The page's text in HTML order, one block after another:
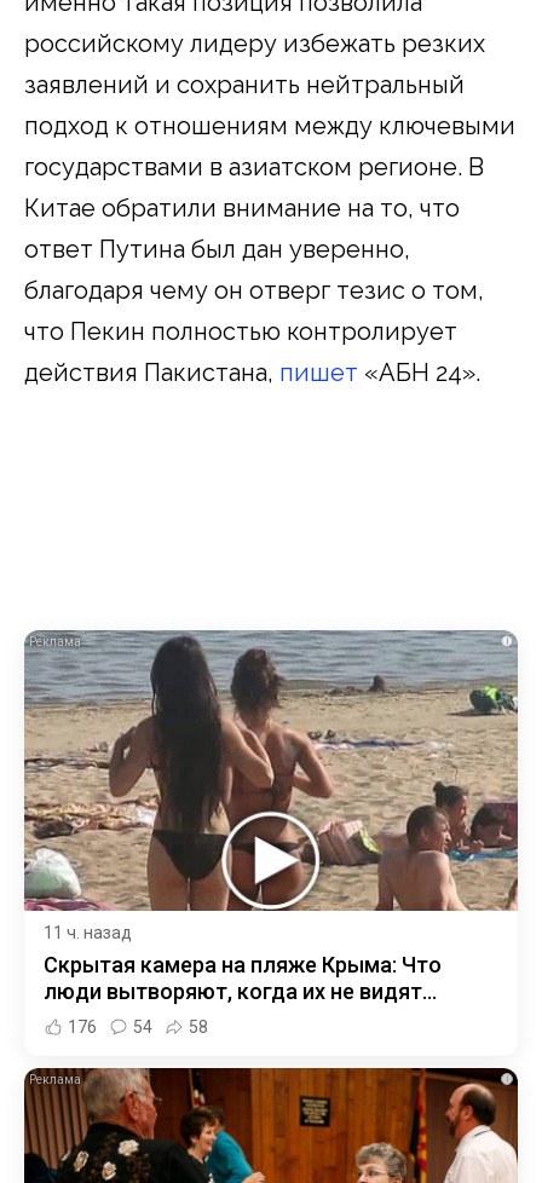
российскому лидеру избежать резких
заявлений и сохранить нейтральный
подход к отношениям между ключевыми
государствами в азиатском регионе. В
Китае обратили внимание на то, что
ответ Путина был дан уверенно,
благодаря чему он отверг тезис о том,
что Пекин полностью контролирует
действия Пакистана, пишет «АБН 24».
i
11 ч. назад
Скрытая камера на пляже Крыма: Что
люди вытворяют, когда их не видят...
176 54 58
i